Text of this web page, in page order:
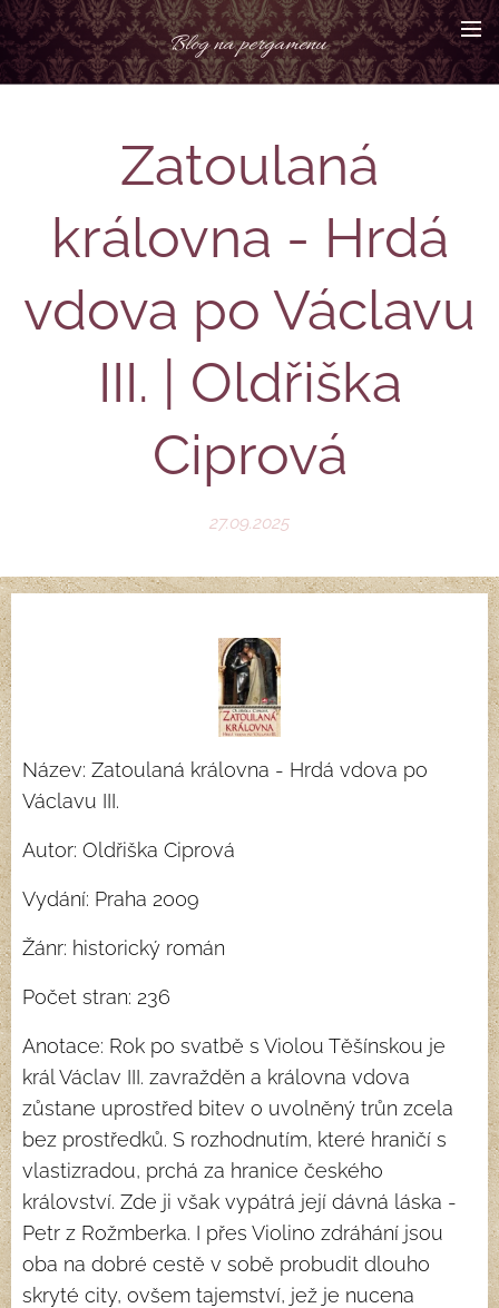
Blog na pergamenu
Zatoulaná
královna - Hrdá
vdova po Václavu
III. | Oldřiška
Ciprová
27.09.2025
Název: Zatoulaná královna - Hrdá vdova po
Václavu III.
Autor: Oldřiška Ciprová
Vydání: Praha 2009
Žánr: historický román
Počet stran: 236
Anotace: Rok po svatbě s Violou Těšínskou je
král Václav III. zavražděn a královna vdova
zůstane uprostřed bitev o uvolněný trůn zcela
bez prostředků. S rozhodnutím, které hraničí s
vlastizradou, prchá za hranice českého
království. Zde ji však vypátrá její dávná láska -
Petr z Rožmberka. I přes Violino zdráhání jsou
oba na dobré cestě v sobě probudit dlouho
skryté city, ovšem tajemství, jež je nucena